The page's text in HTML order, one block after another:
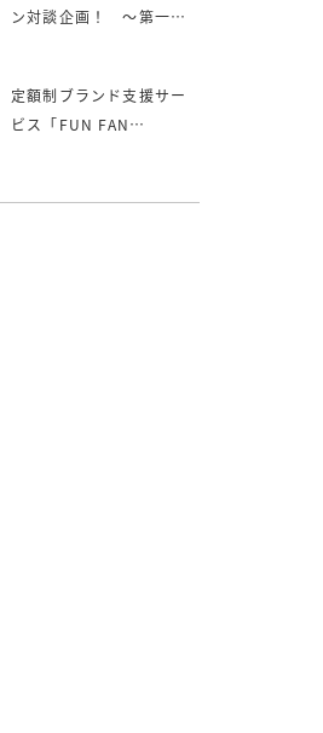
ン対談企画！ 〜第一
定額制ブランド支援サー
ビス「FUN FAN